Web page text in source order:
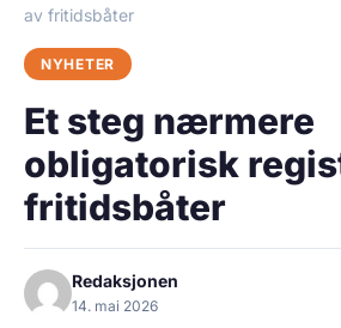
av fritidsbåter
NYHETER
Et steg nærmere
obligatorisk
fritidsbåter
Redaksjonen
14. mai 2026